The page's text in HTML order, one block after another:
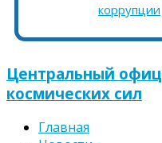
коррупции
Центральный
космических сил
Главная